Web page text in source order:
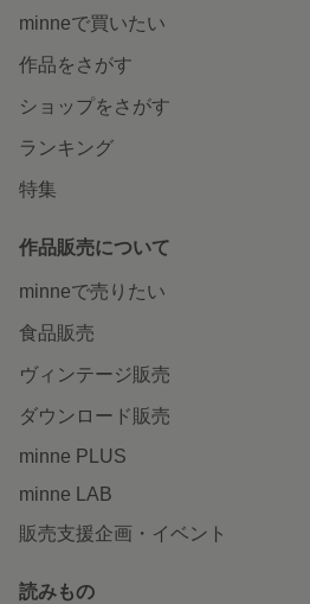
minneで買いたい
作品をさがす
ショップをさがす
ランキング
特集
作品販売について
minneで売りたい
食品販売
ヴィンテージ販売
ダウンロード販売
minne PLUS
minne LAB
販売支援企画・イベント
読みもの